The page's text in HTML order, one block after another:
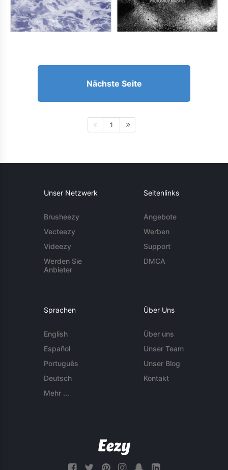
Nächste Seite
1
Unser Netzwerk
Brusheezy
Vecteezy
Videezy
Werden Sie
Anbieter
Seitenlinks
Angebote
Werben
Support
DMCA
Sprachen
English
Español
Português
Deutsch
Mehr ...
Über Uns
Über uns
Unser Team
Unser Blog
Kontakt